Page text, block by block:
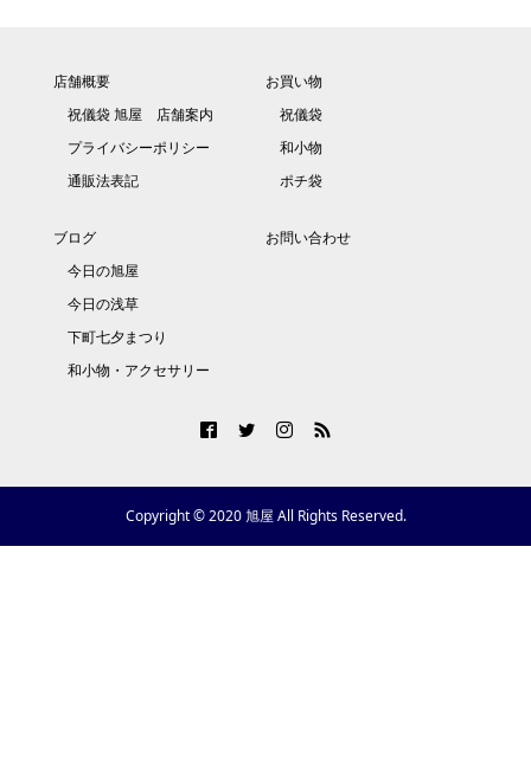
店舗概要
祝儀袋 旭屋 店舗案内
プライバシーポリシー
通販法表記
お買い物
祝儀袋
和小物
ポチ袋
ブログ
今日の旭屋
今日の浅草
下町七夕まつり
和小物・アクセサリー
お問い合わせ
Copyright © 2020 旭屋 All Rights Reserved.